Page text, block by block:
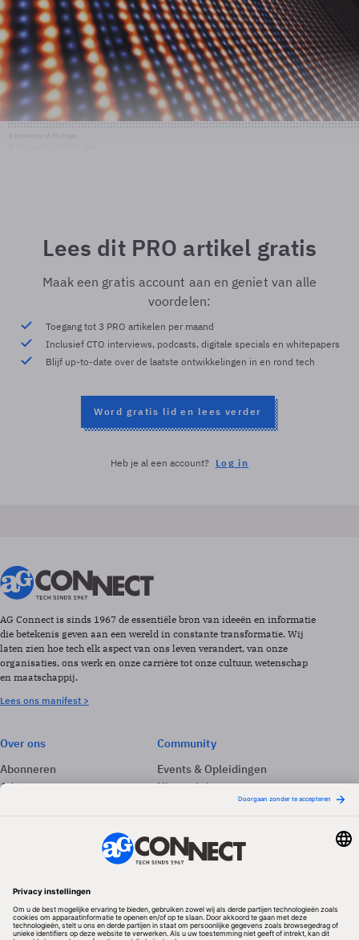
© University of Michigan
Lees dit PRO artikel gratis
Maak een gratis account aan en geniet van alle
voordelen:
Toegang tot 3 PRO artikelen per maand
Inclusief CTO interviews, podcasts, digitale specials en whitepapers
Blijf up-to-date over de laatste ontwikkelingen in en rond tech
Word gratis lid en lees verder
Heb je al een account? Log in
AG Connect is sinds 1967 de essentiële bron van ideeën en informatie
die betekenis geven aan een wereld in constante transformatie. Wij
laten zien hoe tech elk aspect van ons leven verandert, van onze
organisaties, ons werk en onze carrière tot onze cultuur, wetenschap
en maatschappij.
Lees ons manifest >
Over ons
Abonneren
Adverteren
Community
Events & Opleidingen
Nieuwsbrieven
Volg ons